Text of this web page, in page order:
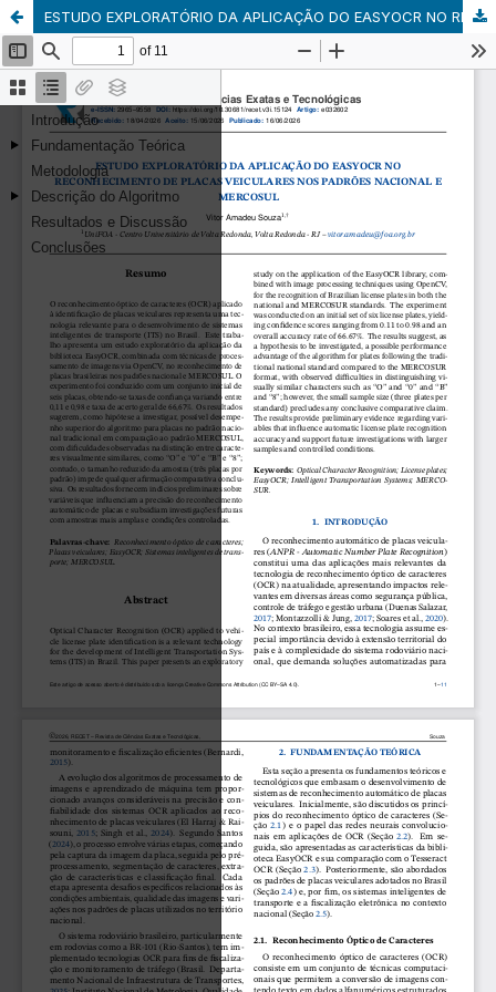
ESTUDO EXPLORATÓRIO DA APLICAÇÃO DO EASYOCR NO RECONHECIMENTO DE PLACAS VEICULARES NOS PADRÕES NACIONAL E MERCOSUL